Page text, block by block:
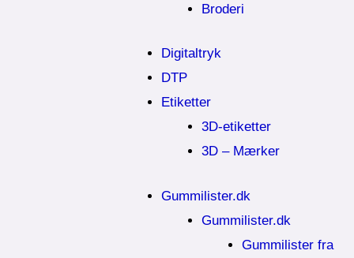
Broderi
Digitaltryk
DTP
Etiketter
3D-etiketter
3D – Mærker
Gummilister.dk
Gummilister.dk
Gummilister fra